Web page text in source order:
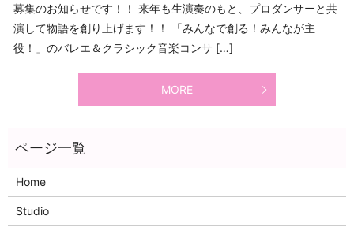
募集のお知らせです！！ 来年も生演奏のもと、プロダンサーと共
演して物語を創り上げます！！ 「みんなで創る！みんなが主
役！」のバレエ＆クラシック音楽コンサ […]
MORE
Home
Studio